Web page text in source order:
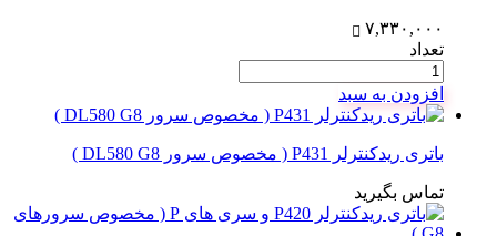
۷,۳۳۰,۰۰۰
تعداد
افزودن به سبد
باتری ریدکنترلر P431 ( مخصوص سرور DL580 G8 )
تماس بگیرید